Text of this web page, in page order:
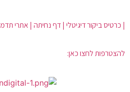
| כרטיס ביקור דיגיטלי | דף נחיתה | אתרי
להצטרפות לחצו כאן: